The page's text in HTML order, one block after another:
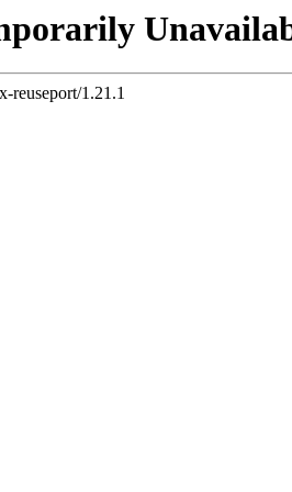
reuseport/1.21.1